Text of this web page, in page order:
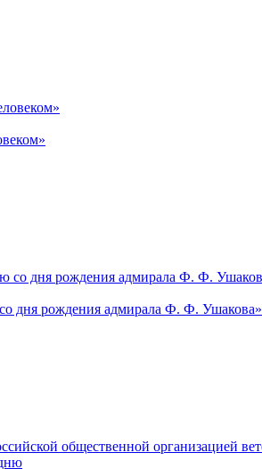
дня рождения адмирала Ф. Ф. Ушакова»